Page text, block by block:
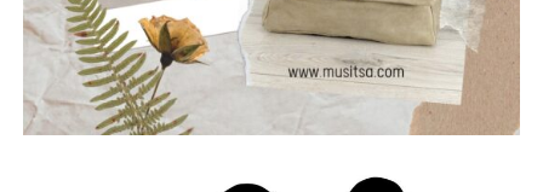
Η Ναυπακτία μπορεί και πρέπει να γίνει πρότυπο Δήμου
στην πρόληψη και την αντιμετώπιση φυσικών
καταστροφών.